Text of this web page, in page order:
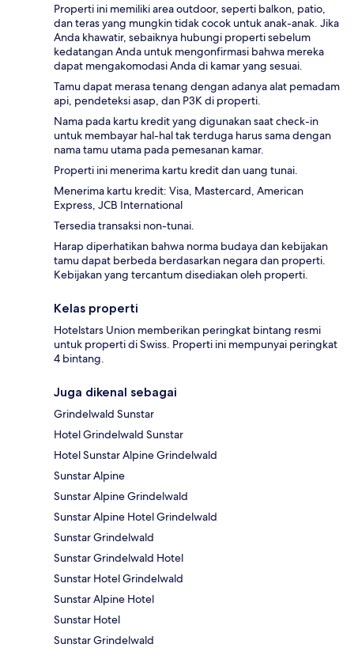
Properti ini memiliki area outdoor, seperti balkon, patio,
dan teras yang mungkin tidak cocok untuk anak-anak. Jika
Anda khawatir, sebaiknya hubungi properti sebelum
kedatangan Anda untuk mengonfirmasi bahwa mereka
dapat mengakomodasi Anda di kamar yang sesuai.
Tamu dapat merasa tenang dengan adanya alat pemadam
api, pendeteksi asap, dan P3K di properti.
Nama pada kartu kredit yang digunakan saat check-in
untuk membayar hal-hal tak terduga harus sama dengan
nama tamu utama pada pemesanan kamar.
Properti ini menerima kartu kredit dan uang tunai.
Menerima kartu kredit: Visa, Mastercard, American
Express, JCB International
Tersedia transaksi non-tunai.
Harap diperhatikan bahwa norma budaya dan kebijakan
tamu dapat berbeda berdasarkan negara dan properti.
Kebijakan yang tercantum disediakan oleh properti.
Kelas properti
Hotelstars Union memberikan peringkat bintang resmi
untuk properti di Swiss. Properti ini mempunyai peringkat
4 bintang.
Juga dikenal sebagai
Grindelwald Sunstar
Hotel Grindelwald Sunstar
Hotel Sunstar Alpine Grindelwald
Sunstar Alpine
Sunstar Alpine Grindelwald
Sunstar Alpine Hotel Grindelwald
Sunstar Grindelwald
Sunstar Grindelwald Hotel
Sunstar Hotel Grindelwald
Sunstar Alpine Hotel
Sunstar Hotel
Sunstar Grindelwald